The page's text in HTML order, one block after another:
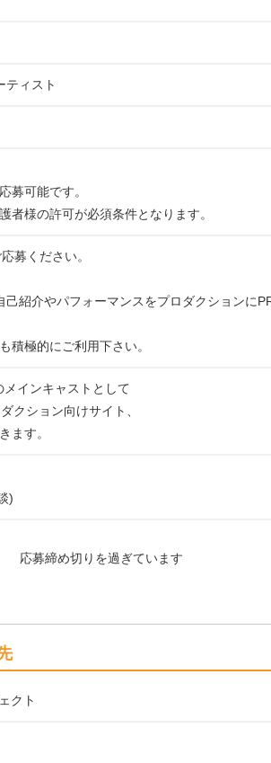
ティスト
募可能です。
様の許可が必須条件となります。
募ください。
紹介やパフォーマンスをプロダクションに
積極的にご利用下さい。
インキャストとして
クション向けサイト、
ます。
)
応募締め切りを過ぎています
クト